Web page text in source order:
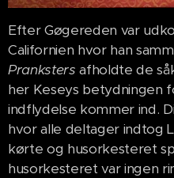
Efter Gøgereden var
Californien hvor han
Prankstersafholdte de
her Keseys betydningen
indflydelse kommer ind.
hvor alle deltager indtog
kørte og husorkesteret
husorkesteret var ingen